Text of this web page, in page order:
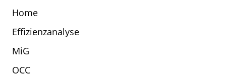
Home
Effizienzanalyse
MiG
OCC